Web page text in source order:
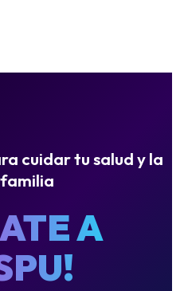
cuidar tu salud y la
A